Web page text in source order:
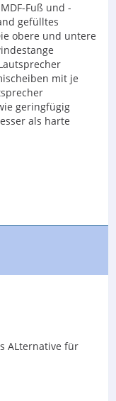
Fuß und -
gefülltes
obere und untere
mit je
geringfügig
als harte
ALternative für